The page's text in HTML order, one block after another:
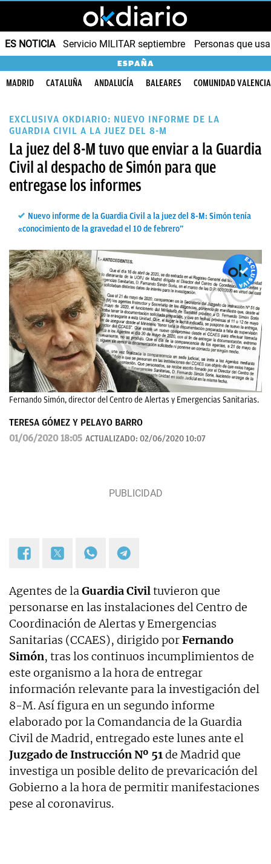
ES NOTICIA Servicio MILITAR septiembre Personas que
ESPAÑA
MADRID CATALUÑA ANDALUCÍA BALEARES COMUNIDAD
EXCLUSIVA OKDIARIO: NUEVO INFORME DE LA
GUARDIA CIVIL A LA JUEZ DEL 8-M
La juez del 8-M tuvo que enviar a la Guardia
Civil al despacho de Simón para que
entregase los informes
Nuevo informe de la Guardia Civil a la juez del 8-M: Simón tenía
«conocimiento de la gravedad el 10 de febrero”
Fernando Simón, director del Centro de Alertas y Emergencias Sanitarias.
TERESA GÓMEZ Y PELAYO BARRO
01/06/2020 18:05 ACTUALIZADO: 02/06/2020 10:07
Agentes de laGuardia Civiltuvieron que
personarse en las instalaciones del Centro de
Coordinación de Alertas y Emergencias
Sanitarias (CCAES), dirigido porFernando
Simón, tras los continuos incumplimientos de
este organismo a la hora de entregar
información relevante para la investigación del
8-M. Así figura en un segundo informe
elaborado por la Comandancia de la Guardia
Civil de Madrid, entregado este lunes ante el
Juzgado de Instrucción Nº 51de Madrid que
investiga un posible delito de prevaricación del
Gobierno a la hora de permitir manifestaciones
pese al coronavirus.